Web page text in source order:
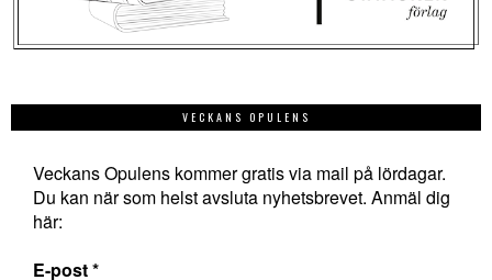
VECKANS OPULENS
Veckans Opulens kommer gratis via mail på lördagar.
Du kan när som helst avsluta nyhetsbrevet. Anmäl dig
här:
E-post*